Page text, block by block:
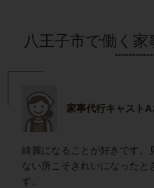
八王子市で働く
家事代行キャスト
綺麗になることが好きです。
ない所こそきれいになったと
す。